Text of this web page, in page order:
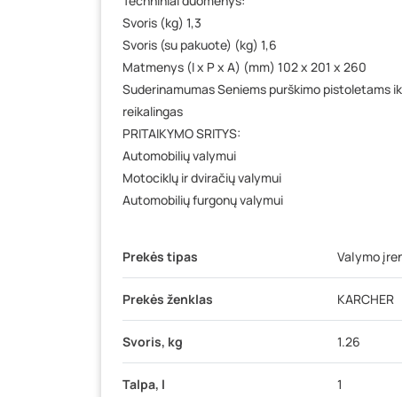
Svoris (kg) 1,3
Svoris (su pakuote) (kg) 1,6
Matmenys (I x P x A) (mm) 102 x 201 x 260
Suderinamumas Seniems purškimo
reikalingas
PRITAIKYMO SRITYS:
Automobilių valymui
Motociklų ir dviračių valymui
Automobilių furgonų valymui
Prekės tipas Valymo
Prekės ženklas KARCHER
Svoris, kg 1.26
Talpa, l 1